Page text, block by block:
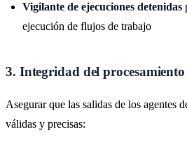
Vigilante de ejecuciones detenidas
ejecución de flujos de trabajo
3. Integridad del procesamiento
Asegurar que las salidas de los agentes
válidas y precisas: